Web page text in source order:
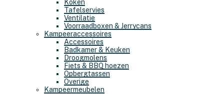
Koken
Tafelservies
Ventilatie
Voorraadboxen & Jerrycans
Kampeeraccessoires
Accessoires
Badkamer & Keuken
Droogmolens
Fiets & BBQ hoezen
Opbergtassen
Overige
Kampeermeubelen